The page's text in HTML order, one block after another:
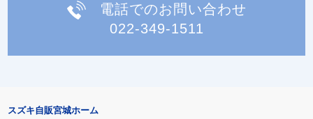
電話でのお問い合わせ
022-349-1511
スズキ自販宮城ホーム